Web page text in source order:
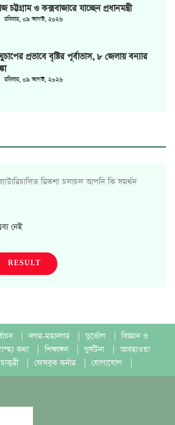
চট্টগ্রাম ও কক্সবাজারে যাচ্ছেন প্রধানমন্ত্রী
রবিবার, ০৯ আগস্ট, ২০২৬
প্রভাবে বৃষ্টির পূর্বাভাস, ৮ জেলায় বন্যার
রবিবার, ০৯ আগস্ট, ২০২৬
রিকশা চলাচল আপনি কি সমর্থন
নেই
RESULT
নগর-মহানগর দুর্ভোগ
বিজ্ঞান ও
কথা শিক্ষাঙ্গন দুর্ঘটনা
আবহাওয়া
চাকুরী ফেসবুক কর্নার যোগাযোগ